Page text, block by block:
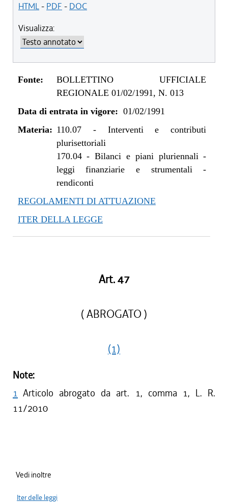
HTML- PDF - DOC
Visualizza:
Fonte:
BOLLETTINO UFFICIALE
REGIONALE 01/02/1991, N. 013
Data di entrata in vigore: 01/02/1991
Materia: 110.07- Interventi e contributi
plurisettoriali
170.04-Bilanci e piani pluriennali -
leggi finanziarie e strumentali -
rendiconti
REGOLAMENTI DI ATTUAZIONE
ITER DELLA LEGGE
Art. 47
( ABROGATO )
(1)
Note:
1 Articolo abrogato da art. 1, comma 1, L. R.
11/2010
Vedi inoltre
Iter delle leggi